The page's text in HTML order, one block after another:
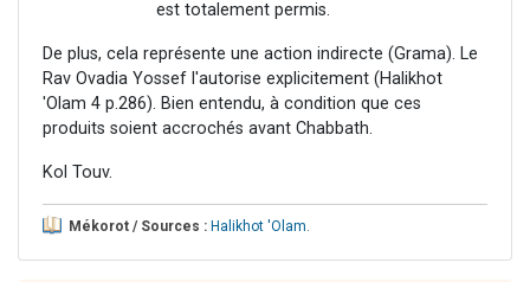
est totalement permis.
De plus, cela représente une action indirecte (Grama). Le
Rav Ovadia Yossef l'autorise explicitement (Halikhot
'Olam 4 p.286). Bien entendu, à condition que ces
produits soient accrochés avant Chabbath.
Kol Touv.
Mékorot / Sources : Halikhot 'Olam.